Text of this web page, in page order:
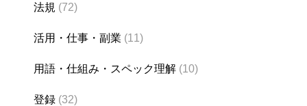
法規 (72)
活用・仕事・副業 (11)
用語・仕組み・スペック理解 (10)
登録 (32)